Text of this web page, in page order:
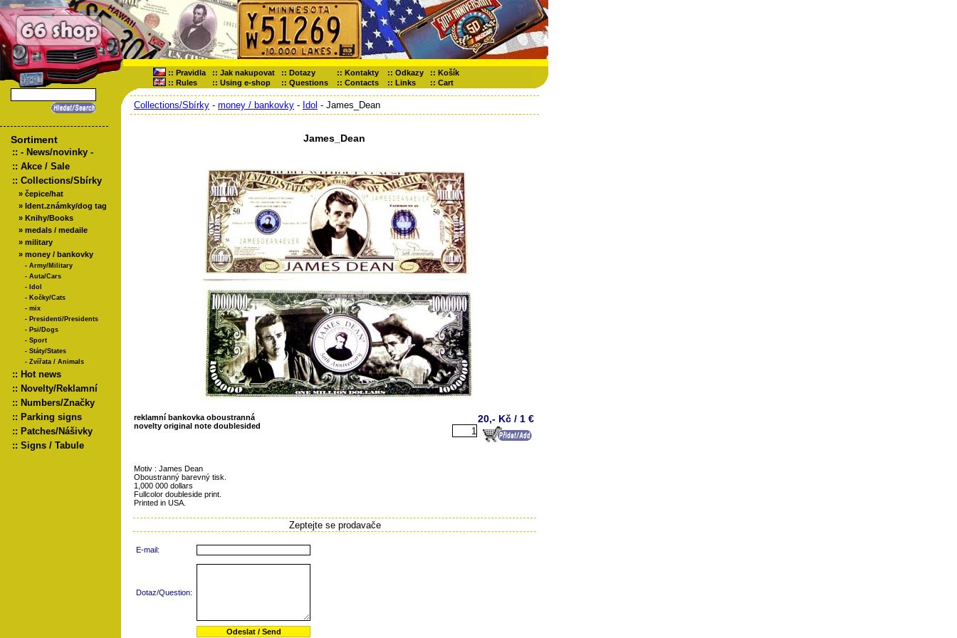
:: Pravidla :: Jak nakupovat :: Dotazy :: Kontakty :: Odkazy :: Košík
:: Rules :: Using e-shop :: Questions :: Contacts :: Links :: Cart
Sortiment
:: - News/novinky -
:: Akce / Sale
:: Collections/Sbírky
» čepice/hat
» Ident.známky/dog tag
» Knihy/Books
» medals / medaile
» military
» money / bankovky
- Army/Military
- Auta/Cars
- Idol
- Kočky/Cats
- mix
- Presidenti/Presidents
- Psi/Dogs
- Sport
- Státy/States
- Zvířata / Animals
:: Hot news
:: Novelty/Reklamní
:: Numbers/Značky
:: Parking signs
:: Patches/Nášivky
:: Signs / Tabule
Collections/Sbírky - money / bankovky - Idol - James_Dean
James_Dean
reklamní bankovka oboustranná
novelty original note doublesided
20,- Kč / 1 €
Motiv : James Dean
Oboustranný barevný tisk.
1,000 000 dollars
Fullcolor doubleside print.
Printed in USA.
Zeptejte se prodavače
E-mail:
Dotaz/Question: